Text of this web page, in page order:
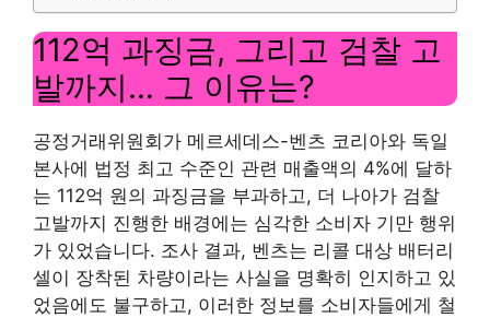
112억 과징금, 그리고 검찰 고
발까지… 그 이유는?
공정거래위원회가 메르세데스-벤츠 코리아와 독일
본사에 법정 최고 수준인 관련 매출액의 4%에 달하
는 112억 원의 과징금을 부과하고, 더 나아가 검찰
고발까지 진행한 배경에는 심각한 소비자 기만 행위
가 있었습니다. 조사 결과, 벤츠는 리콜 대상 배터리
셀이 장착된 차량이라는 사실을 명확히 인지하고 있
었음에도 불구하고, 이러한 정보를 소비자들에게 철